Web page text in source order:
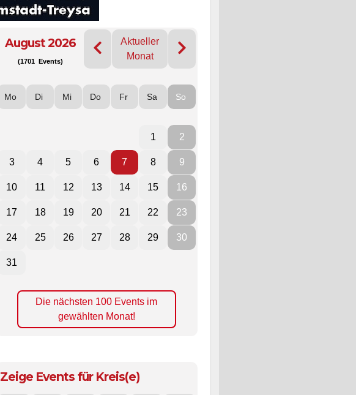
August 2026
(1701 Events)
Aktueller
Monat
Mo Di Mi Do Fr Sa So
1 2
3 4 5 6 7 8 9
10 11 12 13 14 15 16
17 18 19 20 21 22 23
24 25 26 27 28 29 30
31
Die nächsten 100 Events im
gewählten Monat!
Zeige Events für Kreis(e)